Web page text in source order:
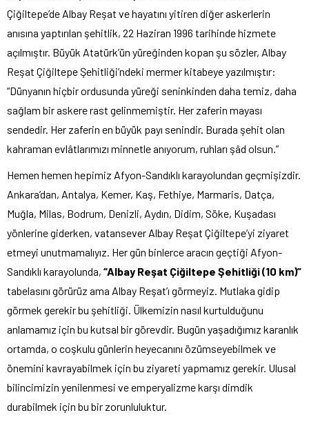
Çiğiltepe’de Albay Reşat ve hayatını yitiren diğer askerlerin
anısına yaptırılan şehitlik, 22 Haziran 1996 tarihinde hizmete
açılmıştır. Büyük Atatürk’ün yüreğinden kopan şu sözler, Albay
Reşat Çiğiltepe Şehitliği’ndeki mermer kitabeye yazılmıştır:
“Dünyanın hiçbir ordusunda yüreği seninkinden daha temiz, daha
sağlam bir askere rast gelinmemiştir. Her zaferin mayası
sendedir. Her zaferin en büyük payı senindir. Burada şehit olan
kahraman evlâtlarımızı minnetle anıyorum, ruhları şâd olsun.”
Hemen hemen hepimiz Afyon-Sandıklı karayolundan geçmişizdir.
Ankara’dan, Antalya, Kemer, Kaş, Fethiye, Marmaris, Datça,
Muğla, Milas, Bodrum, Denizli, Aydın, Didim, Söke, Kuşadası
yönlerine giderken, vatansever Albay Reşat Çiğiltepe’yi ziyaret
etmeyi unutmamalıyız. Her gün binlerce aracın geçtiği Afyon-
Sandıklı karayolunda, “Albay Reşat Çiğiltepe Şehitliği (10 km)”
tabelasını görürüz ama Albay Reşat’ı görmeyiz. Mutlaka gidip
görmek gerekir bu şehitliği. Ülkemizin nasıl kurtulduğunu
anlamamız için bu kutsal bir görevdir. Bugün yaşadığımız karanlık
ortamda, o coşkulu günlerin heyecanını özümseyebilmek ve
önemini kavrayabilmek için bu ziyareti yapmamız gerekir. Ulusal
bilincimizin yenilenmesi ve emperyalizme karşı dimdik
durabilmek için bu bir zorunluluktur.